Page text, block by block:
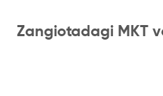
Zangiotadagi MKT